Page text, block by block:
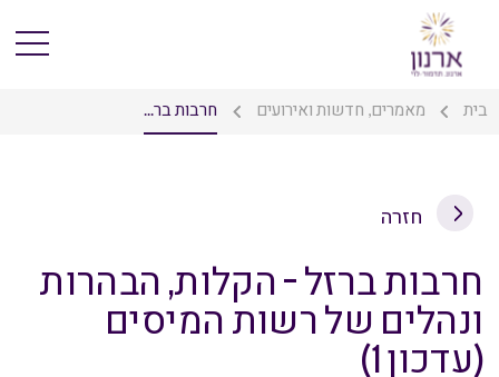
בית מאמרים, חדשות ואירועים חרבות בר...
חזרה
חרבות ברזל – הקלות, הבהרות
ונהלים של רשות המיסים
(עדכון 1)